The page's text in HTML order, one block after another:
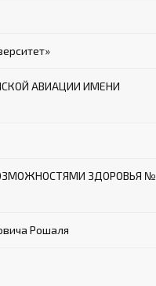
АВИАЦИИ ИМЕНИ
ЗДОРОВЬЯ №
Рошаля